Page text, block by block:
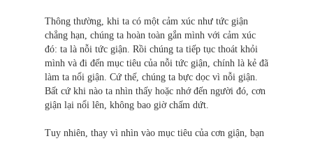
Thông thường, khi ta có một cảm xúc như tức giận
chẳng hạn, chúng ta hoàn toàn gắn mình với cảm xúc
đó: ta là nỗi tức giận. Rồi chúng ta tiếp tục thoát khỏi
mình và đi đến mục tiêu của nỗi tức giận, chính là kẻ đã
làm ta nổi giận. Cứ thế, chúng ta bực dọc vì nỗi giận.
Bất cứ khi nào ta nhìn thấy hoặc nhớ đến người đó, cơn
giận lại nổi lên, không bao giờ chấm dứt.
Tuy nhiên, thay vì nhìn vào mục tiêu của cơn giận, bạn